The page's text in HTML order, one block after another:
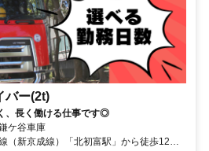
バー(2t)
、長く働ける仕事です◎
ケ谷車庫
（新京成線）「北初富駅」から徒歩12